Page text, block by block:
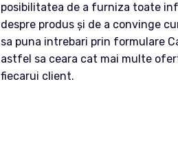
posibilitatea de a furniza toate
despre produs și de a convinge
sa puna intrebari prin formulare
astfel sa ceara cat mai multe
fiecarui client.